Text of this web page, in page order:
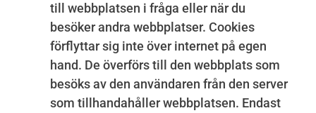
till webbplatsen i fråga eller när du
besöker andra webbplatser. Cookies
förflyttar sig inte över internet på egen
hand. De överförs till den webbplats som
besöks av den användaren från den server
som tillhandahåller webbplatsen. Endast